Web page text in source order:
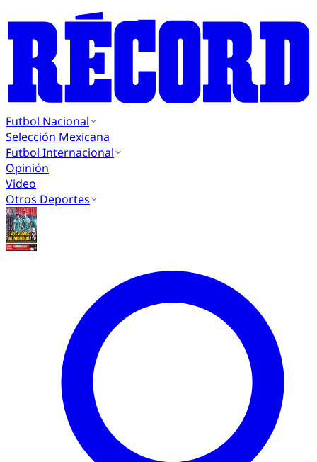
Futbol Nacional
Selección Mexicana
Futbol Internacional
Opinión
Video
Otros Deportes